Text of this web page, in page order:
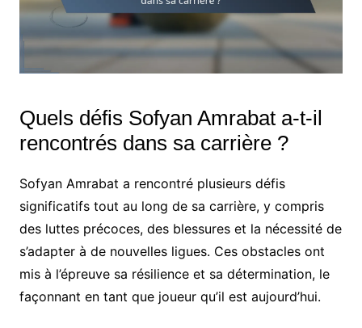
Quels défis Sofyan Amrabat a-t-il
rencontrés dans sa carrière ?
Sofyan Amrabat a rencontré plusieurs défis
significatifs tout au long de sa carrière, y compris
des luttes précoces, des blessures et la nécessité de
s’adapter à de nouvelles ligues. Ces obstacles ont
mis à l’épreuve sa résilience et sa détermination, le
façonnant en tant que joueur qu’il est aujourd’hui.